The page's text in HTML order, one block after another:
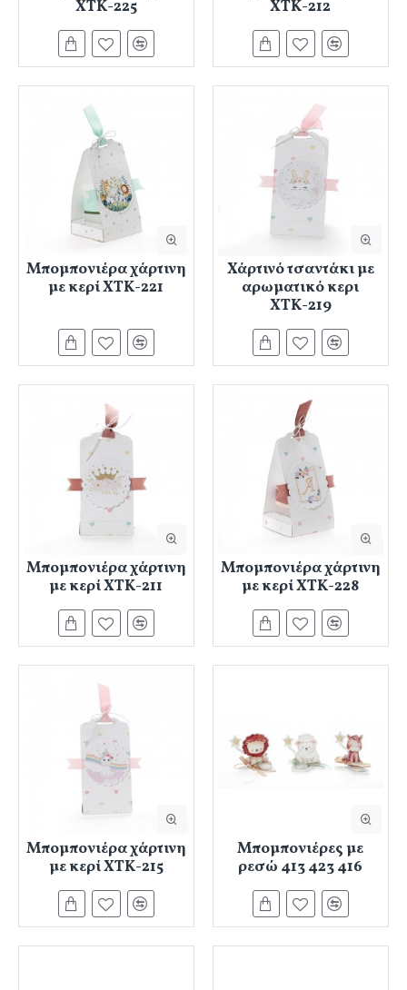
ΧΤΚ-225
ΧΤΚ-212
Μπομπονιέρα χάρτινη
με κερί ΧΤΚ-221
Χάρτινό τσαντάκι με
αρωματικό κερι
ΧΤΚ-219
Μπομπονιέρα χάρτινη
με κερί ΧΤΚ-211
Μπομπονιέρα χάρτινη
με κερί ΧΤΚ-228
Μπομπονιέρα χάρτινη
με κερί ΧΤΚ-215
Μπομπονιέρες με
ρεσώ 413 423 416